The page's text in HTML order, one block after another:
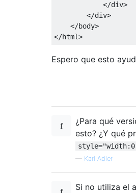
</div>
</div>
</body>
</html>
Espero que esto
¿Para qué
esto? ¿Y qué
— Karl Adler
Si no utiliza el